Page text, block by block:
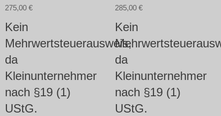
275,00 €
Kein
Mehrwertsteuerausweis,
da
Kleinunternehmer
nach §19 (1)
UStG.
285,00 €
Kein
da
Kleinunternehmer
nach §19 (1)
UStG.